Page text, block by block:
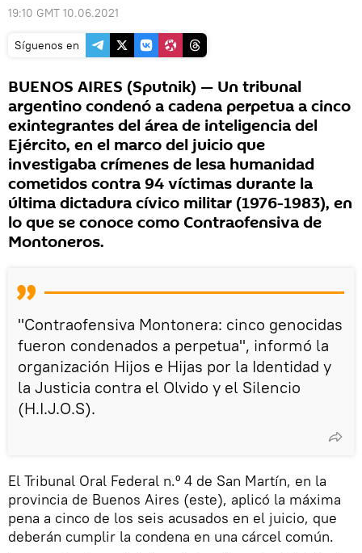
19:10 GMT 10.06.2021
Síguenos en
BUENOS AIRES (Sputnik) — Un tribunal
argentino condenó a cadena perpetua a cinco
exintegrantes del área de inteligencia del
Ejército, en el marco del juicio que
investigaba crímenes de lesa humanidad
cometidos contra 94 víctimas durante la
última dictadura cívico militar (1976-1983), en
lo que se conoce como Contraofensiva de
Montoneros.
"Contraofensiva Montonera: cinco genocidas
fueron condenados a perpetua", informó la
organización Hijos e Hijas por la Identidad y
la Justicia contra el Olvido y el Silencio
(H.I.J.O.S).
El Tribunal Oral Federal n.º 4 de San Martín, en la
provincia de Buenos Aires (este), aplicó la máxima
pena a cinco de los seis acusados en el juicio, que
deberán cumplir la condena en una cárcel común.